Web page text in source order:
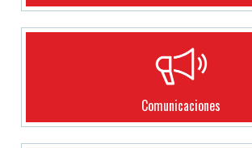
Comunicaciones